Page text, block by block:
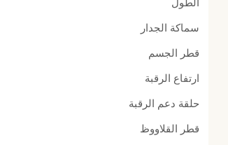
سماكة الجدار
قطر الجسم
ارتفاع الرقبة
حلقة دعم الرقبة
قطر القلاووظ